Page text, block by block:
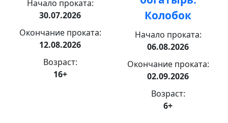
Начало проката:
30.07.2026
Окончание проката:
12.08.2026
Возраст:
16+
Колобок
Начало проката:
06.08.2026
Окончание проката:
02.09.2026
Возраст:
6+